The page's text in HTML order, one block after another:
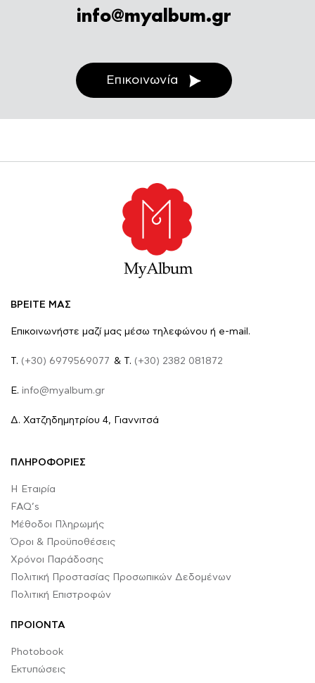
info@myalbum.gr
Επικοινωνία
ΒΡΕΙΤΕ ΜΑΣ
Επικοινωνήστε μαζί μας μέσω τηλεφώνου ή e-mail.
Τ. (+30) 6979569077 & Τ. (+30) 2382 081872
E. info@myalbum.gr
Δ. Χατζηδημητρίου 4, Γιαννιτσά
ΠΛΗΡΟΦΟΡΙΕΣ
Η Εταιρία
FAQ’s
Μέθοδοι Πληρωμής
Όροι & Προϋποθέσεις
Χρόνοι Παράδοσης
Πολιτική Προστασίας Προσωπικών Δεδομένων
Πολιτική Επιστροφών
ΠΡΟΙΟΝΤΑ
Photobook
Εκτυπώσεις